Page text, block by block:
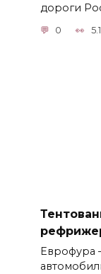
дороги
0
Еврофура